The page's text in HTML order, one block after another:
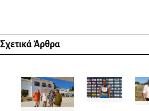
Σχετικά Άρθρα